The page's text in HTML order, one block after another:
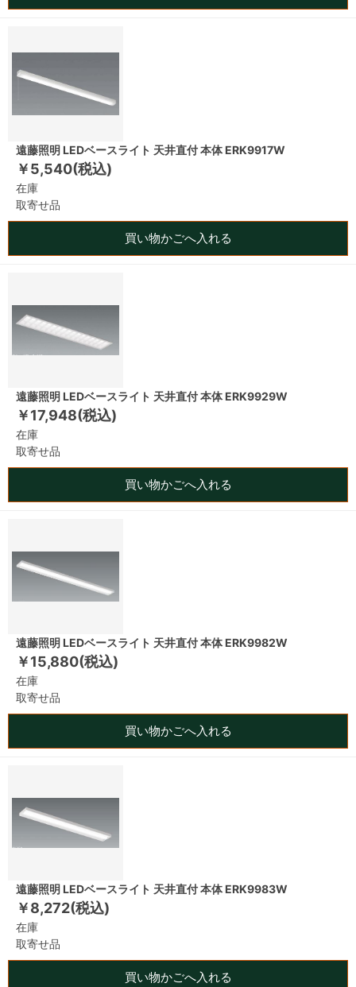
遠藤照明 LEDベースライト 天井直付 本体 ERK9917W
￥5,540(税込)
在庫
取寄せ品
買い物かごへ入れる
遠藤照明 LEDベースライト 天井直付 本体 ERK9929W
￥17,948(税込)
在庫
取寄せ品
買い物かごへ入れる
遠藤照明 LEDベースライト 天井直付 本体 ERK9982W
￥15,880(税込)
在庫
取寄せ品
買い物かごへ入れる
遠藤照明 LEDベースライト 天井直付 本体 ERK9983W
￥8,272(税込)
在庫
取寄せ品
買い物かごへ入れる